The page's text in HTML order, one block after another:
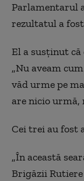
Parlamentarul
rezultatul a
El a susținut
„Nu aveam
văd urme pe
are nicio urmă,
Cei trei au fost
„În această
Brigăzii